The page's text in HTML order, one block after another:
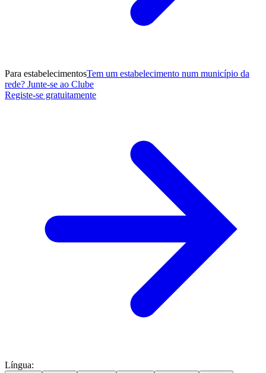
Para estabelecimentosTem um estabelecimento num município da
rede? Junte-se ao Clube
Registe-se gratuitamente
Língua: